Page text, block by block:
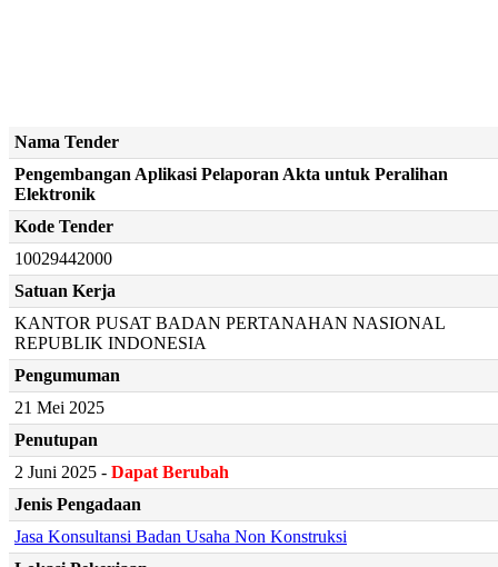
Nama Tender
Pengembangan Aplikasi Pelaporan Akta untuk Peralihan
Elektronik
Kode Tender
10029442000
Satuan Kerja
KANTOR PUSAT BADAN PERTANAHAN NASIONAL
REPUBLIK INDONESIA
Pengumuman
21 Mei 2025
Penutupan
2 Juni 2025 - Dapat Berubah
Jenis Pengadaan
Jasa Konsultansi Badan Usaha Non Konstruksi